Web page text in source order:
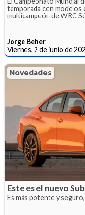
temporada con modelos
multicampeón de WRC
Jorge Beher
Viernes, 2 de junio de
Novedades
Este es el nuevo
Es más potente y